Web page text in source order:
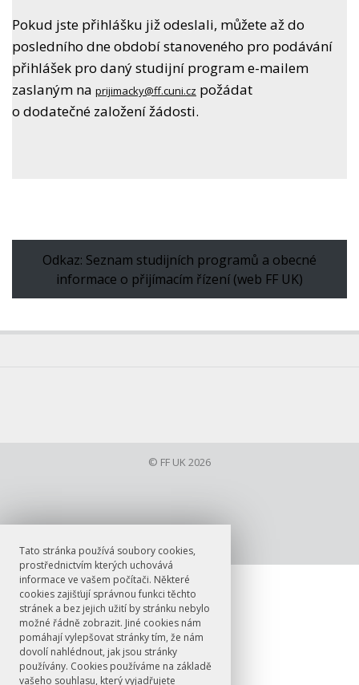
Tato stránka používá soubory cookies,
prostřednictvím kterých uchovává
informace ve vašem počítači. Některé
cookies zajišťují správnou funkci těchto
stránek a bez jejich užití by stránku nebylo
možné řádně zobrazit. Jiné cookies nám
pomáhají vylepšovat stránky tím, že nám
dovolí nahlédnout, jak jsou stránky
používány. Cookies používáme na základě
vašeho souhlasu, který vyjadřujete
Pokud jste přihlášku již odeslali, můžete až do
posledního dne období stanoveného pro podávání
přihlášek pro daný studijní program e-mailem
zaslaným na prijimacky@ff.cuni.cz požádat
o dodatečné založení žádosti.
Odkaz: Seznam studijních programů a obecné
informace o přijímacím řízení (web FF UK)
© FF UK 2026